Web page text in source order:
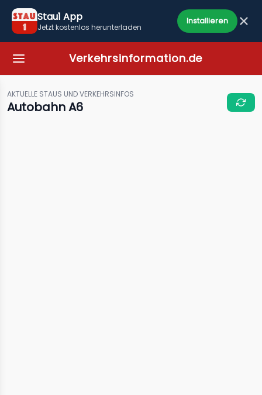
Stau1 App
Jetzt kostenlos herunterladen
Installieren
Verkehrsinformation.de
AKTUELLE STAUS UND VERKEHRSINFOS
Autobahn A6